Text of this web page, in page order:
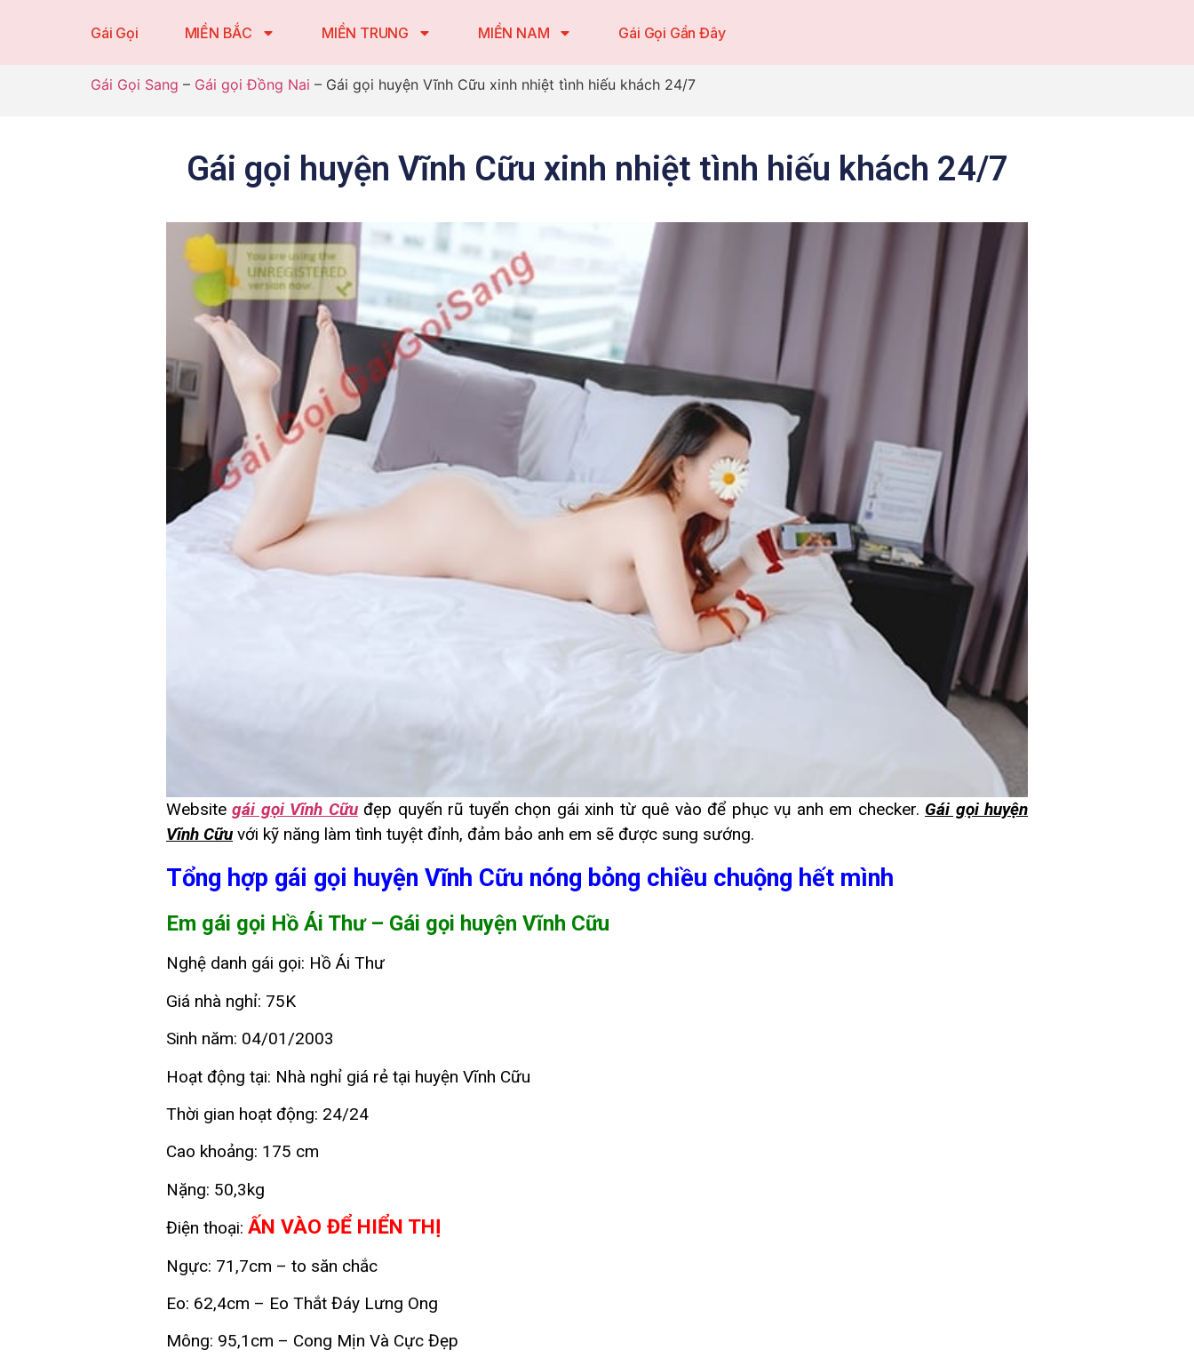
Gái Gọi MIỀN BẮC MIỀN TRUNG MIỀN NAM Gái Gọi Gần Đây
Gái Gọi Sang – Gái gọi Đồng Nai – Gái gọi huyện Vĩnh Cữu xinh nhiệt tình hiếu khách 24/7
Gái gọi huyện Vĩnh Cữu xinh nhiệt tình hiếu khách 24/7
Websitegái gọi Vĩnh Cữuđẹp quyến rũ tuyển chọn gái xinh từ quê vào để phục vụ anh em checker. Gái gọi huyện
Vĩnh Cữu với kỹ năng làm tình tuyệt đỉnh, đảm bảo anh em sẽ được sung sướng.
Tổng hợp gái gọi huyện Vĩnh Cữu nóng bỏng chiều chuộng hết mình
Em gái gọi Hồ Ái Thư – Gái gọi huyện Vĩnh Cữu
Nghệ danh gái gọi: Hồ Ái Thư
Giá nhà nghỉ: 75K
Sinh năm: 04/01/2003
Hoạt động tại: Nhà nghỉ giá rẻ tại huyện Vĩnh Cữu
Thời gian hoạt động: 24/24
Cao khoảng: 175 cm
Nặng: 50,3kg
Điện thoại: ẤN VÀO ĐỂ HIỂN THỊ
Ngực: 71,7cm – to săn chắc
Eo: 62,4cm – Eo Thắt Đáy Lưng Ong
Mông: 95,1cm – Cong Mịn Và Cực Đẹp